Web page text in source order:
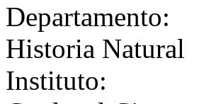
Departamento:
Historia Natural
Instituto: